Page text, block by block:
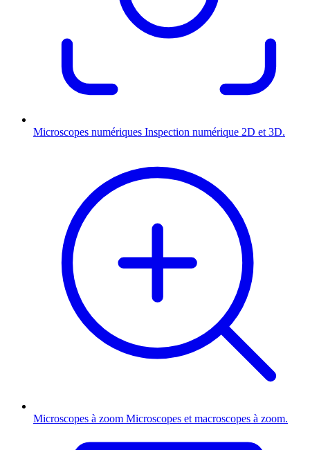
Microscopes numériques Inspection numérique 2D et 3D.
Microscopes à zoom Microscopes et macroscopes à zoom.